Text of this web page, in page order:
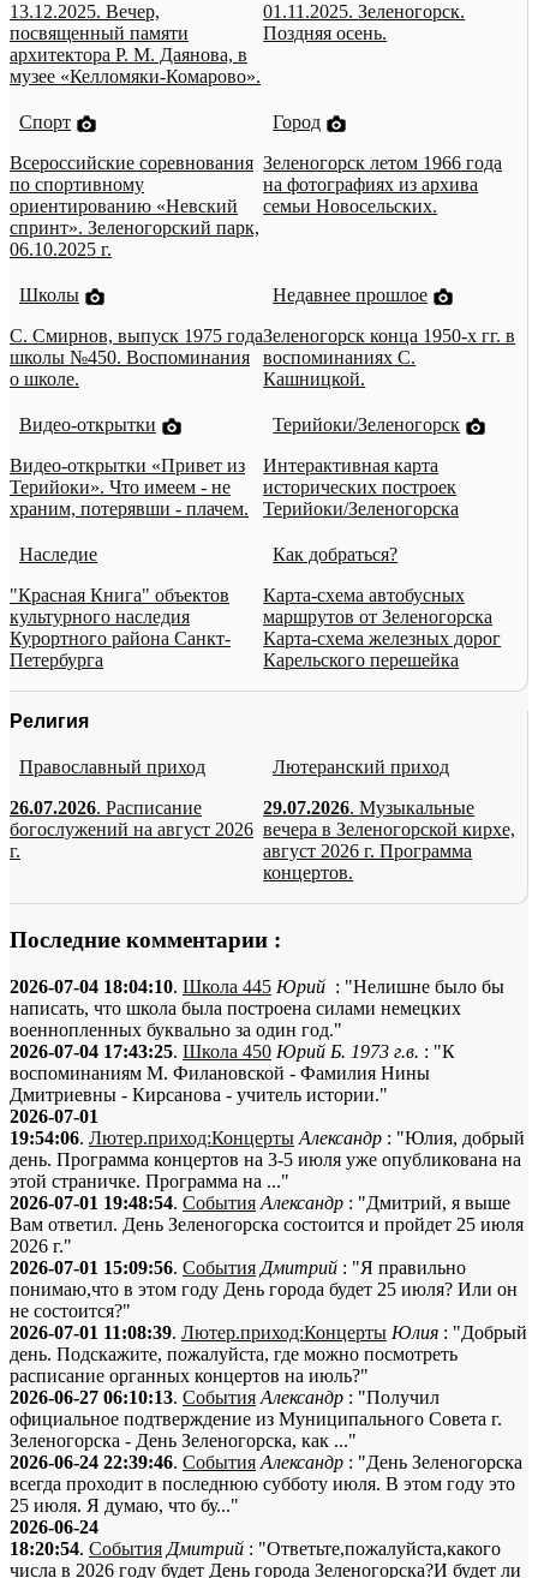
13.12.2025. Вечер,
посвященный памяти
архитектора Р. М. Даянова, в
музее «Келломяки-Комарово».
01.11.2025. Зеленогорск.
Поздняя осень.
Спорт
Всероссийские соревнования
по спортивному
ориентированию «Невский
спринт». Зеленогорский парк,
06.10.2025 г.
Город
Зеленогорск летом 1966 года
на фотографиях из архива
семьи Новосельских.
Школы
С. Смирнов, выпуск 1975 года
школы №450. Воспоминания
о школе.
Недавнее прошлое
Зеленогорск конца 1950-х гг. в
воспоминаниях С.
Кашницкой.
Видео-открытки
Видео-открытки «Привет из
Терийоки». Что имеем - не
храним, потерявши - плачем.
Терийоки/Зеленогорск
Интерактивная карта
исторических построек
Терийоки/Зеленогорска
Наследие
"Красная Книга" объектов
культурного наследия
Курортного района Санкт-
Петербурга
Как добраться?
Карта-схема автобусных
маршрутов от Зеленогорска
Карта-схема железных дорог
Карельского перешейка
Религия
Православный приход
26.07.2026. Расписание
богослужений на август 2026
г.
Лютеранский приход
29.07.2026. Музыкальные
вечера в Зеленогорской кирхе,
август 2026 г. Программа
концертов.
Последние комментарии :
2026-07-04 18:04:10. Школа 445 Юрий : "Нелишне было бы
написать, что школа была построена силами немецких
военнопленных буквально за один год."
2026-07-04 17:43:25. Школа 450 Юрий Б. 1973 г.в. : "К
воспоминаниям М. Филановской - Фамилия Нины
Дмитриевны - Кирсанова - учитель истории."
2026-07-01
19:54:06. Лютер.приход:Концерты Александр : "Юлия, добрый
день. Программа концертов на 3-5 июля уже опубликована на
этой страничке. Программа на ..."
2026-07-01 19:48:54. События Александр : "Дмитрий, я выше
Вам ответил. День Зеленогорска состоится и пройдет 25 июля
2026 г."
2026-07-01 15:09:56. События Дмитрий : "Я правильно
понимаю,что в этом году День города будет 25 июля? Или он
не состоится?"
2026-07-01 11:08:39. Лютер.приход:Концерты Юлия : "Добрый
день. Подскажите, пожалуйста, где можно посмотреть
расписание органных концертов на июль?"
2026-06-27 06:10:13. События Александр : "Получил
официальное подтверждение из Муниципального Совета г.
Зеленогорска - День Зеленогорска, как ..."
2026-06-24 22:39:46. События Александр : "День Зеленогорска
всегда проходит в последнюю субботу июля. В этом году это
25 июля. Я думаю, что бу..."
2026-06-24
18:20:54. События Дмитрий : "Ответьте,пожалуйста,какого
числа в 2026 году будет День города Зеленогорска?И будет ли